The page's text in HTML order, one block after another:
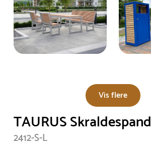
Vis flere
TAURUS Skraldespand
2412-S-L